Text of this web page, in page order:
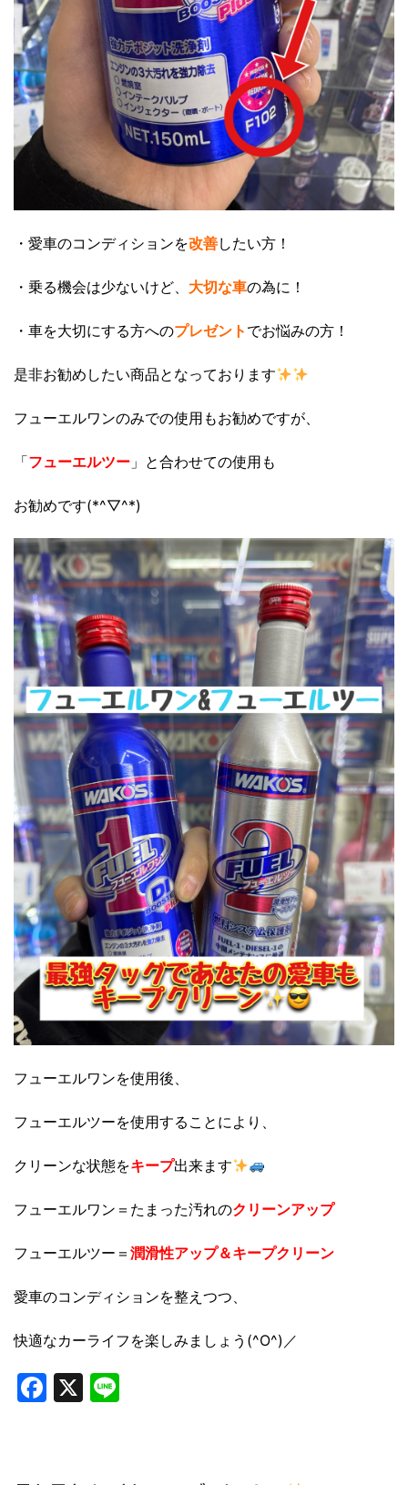
・愛車のコンディションを改善したい方！
・乗る機会は少ないけど、 大切な車の為に！
・車を大切にする方へのプレゼント でお悩みの方！
是非お勧めしたい商品となっております
フューエルワンのみでの使用もお勧めですが、
「フューエルツー 」と合わせての使用も
お勧めです(*^▽^*)
フューエルワンを使用後、
フューエルツーを使用することにより、
クリーンな状態をキープ出来ます
フューエルワン＝たまった汚れのクリーンアップ
フューエルツー＝ 潤滑性アップ＆キープクリーン
愛車のコンディションを整えつつ、
快適なカーライフを楽しみましょう(^O^)／
Facebook
X